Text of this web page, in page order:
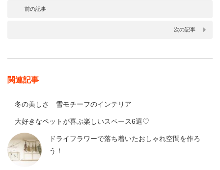
前の記事
次の記事
関連記事
冬の美しさ 雪モチーフのインテリア
大好きなペットが喜ぶ楽しいスペース6選♡
ドライフラワーで落ち着いたおしゃれ空間を作ろ
う！